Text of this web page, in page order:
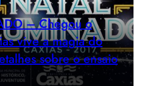
– Chegou o
vive a magia do
sobre o ensaio